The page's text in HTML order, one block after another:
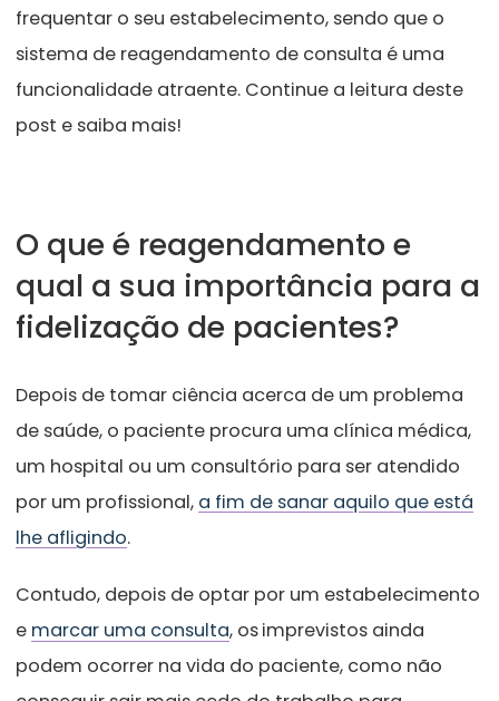
frequentar o seu estabelecimento, sendo que o
sistema de reagendamento de consulta é uma
funcionalidade atraente. Continue a leitura deste
post e saiba mais!
O que é reagendamento e
qual a sua importância para a
fidelização de pacientes?
Depois de tomar ciência acerca de um problema
de saúde, o paciente procura uma clínica médica,
um hospital ou um consultório para ser atendido
por um profissional, a fim de sanar aquilo que está
lhe afligindo.
Contudo, depois de optar por um estabelecimento
e marcar uma consulta, osimprevistos ainda
podem ocorrer na vida do paciente, como não